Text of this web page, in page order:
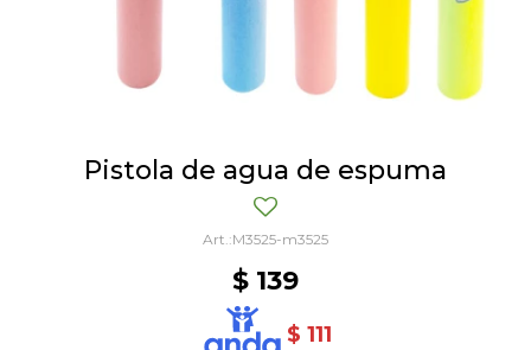
Pistola de agua de espuma
M3525-m3525
$ 139
$ 111